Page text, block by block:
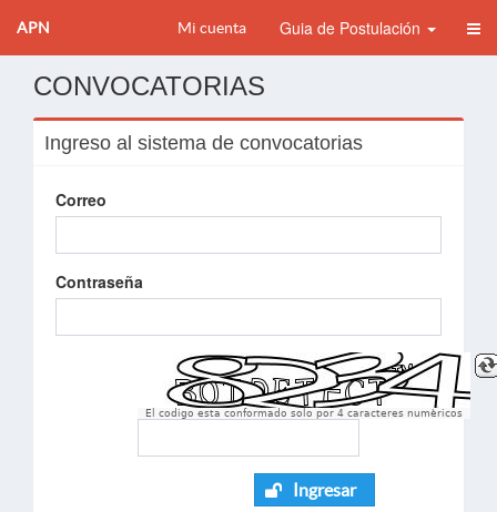
APN Mi cuenta Guia de Postulación
CONVOCATORIAS
Ingreso al sistema de convocatorias
Correo
Contraseña
El codigo esta conformado solo por 4 caracteres numèricos
Ingresar